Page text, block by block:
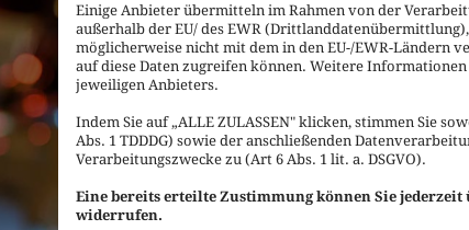
Einige Anbieter übermitteln im Rahmen von der
außerhalb der EU/ des EWR
möglicherweise nicht mit dem in den EU-/EWR-Ländern
auf diese Daten zugreifen können. Weitere
jeweiligen Anbieters.
Indem Sie auf „ALLE ZULASSEN" klicken, stimmen Sie
Abs. 1 TDDDG) sowie der anschließenden
Verarbeitungszwecke zu (Art 6 Abs. 1 lit. a. DSGVO).
Eine bereits erteilte Zustimmung können Sie
widerrufen.